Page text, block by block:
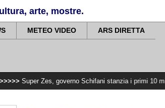
arte, mostre.
METEO VIDEO ARS DIRETTA
governo Schifani stanzia i primi 10 milioni per